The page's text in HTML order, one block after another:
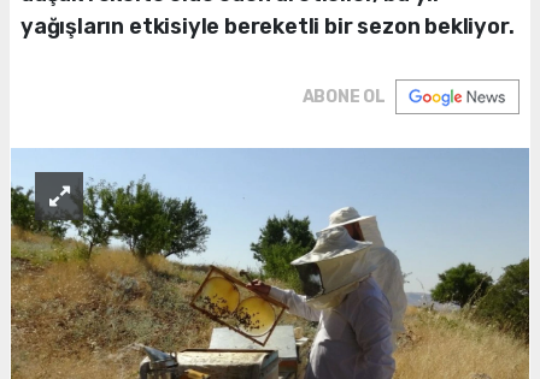
yağışların etkisiyle bereketli bir sezon bekliyor.
ABONE OL